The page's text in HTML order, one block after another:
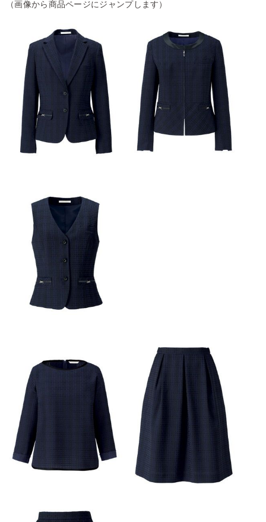
（画像から商品ページにジャンプします）